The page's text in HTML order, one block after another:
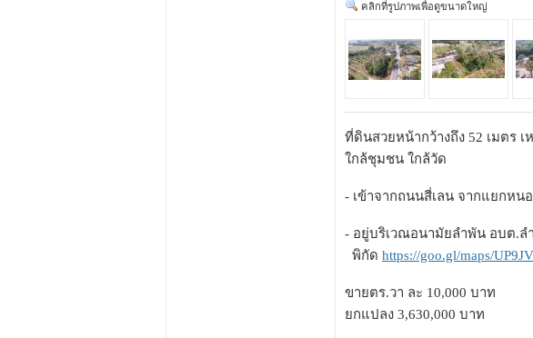
คลิกที่รูปภาพเพื่อดูขนาดใหญ่
ที่ดินสวยหน้ากว้างถึง 52 เมตร
ใกล้ชุมชน ใกล้วัด
- เข้าจากถนนสี่เลน จากแยกหน
- อยู่บริเวณอนามัยลำพัน อบต.ล
พิกัด https://goo.gl/maps/
ขายตร.วา ละ 10,000 บาท
ยกแปลง 3,630,000 บาท